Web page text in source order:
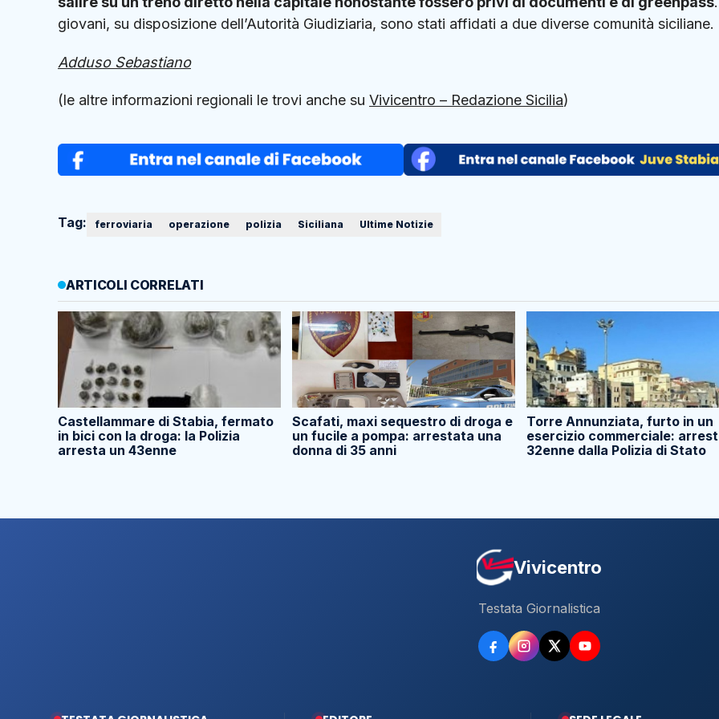
giovani, su disposizione dell’Autorità Giudiziaria, sono stati affidati a due diverse comunità siciliane.
Adduso Sebastiano
(le altre informazioni regionali le trovi anche su Vivicentro – Redazione Sicilia)
Tag: ferroviaria operazione polizia Siciliana Ultime Notizie
ARTICOLI CORRELATI
Castellammare di Stabia, fermato
in bici con la droga: la Polizia
arresta un 43enne
Scafati, maxi sequestro di droga e
un fucile a pompa: arrestata una
donna di 35 anni
Torre Annunziata, furto in un
esercizio commerciale:
32enne dalla Polizia di Stato
Vivicentro
Testata Giornalistica